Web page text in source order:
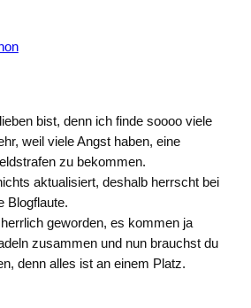
bist, denn ich finde soooo viele
weil viele Angst haben, eine
zu bekommen.
aktualisiert, deshalb herrscht bei
Blogflaute.
geworden, es kommen ja
zusammen und nun brauchst du
denn alles ist an einem Platz.